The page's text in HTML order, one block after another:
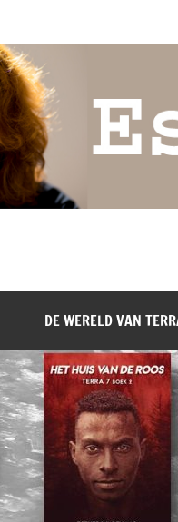
DE WERELD VAN